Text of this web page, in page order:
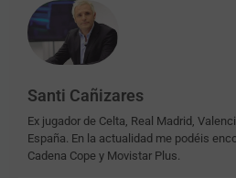
Santi Cañizares
Ex jugador de Celta, Real Madrid,
España. En la actualidad me podéis
Cadena Cope y Movistar Plus.